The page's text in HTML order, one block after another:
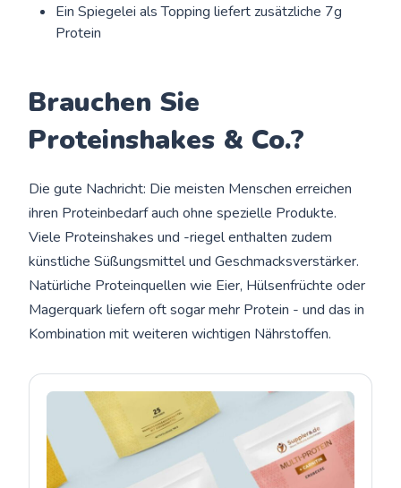
Ein Spiegelei als Topping liefert zusätzliche 7g
Protein
Brauchen Sie
Proteinshakes & Co.?
Die gute Nachricht: Die meisten Menschen erreichen
ihren Proteinbedarf auch ohne spezielle Produkte.
Viele Proteinshakes und -riegel enthalten zudem
künstliche Süßungsmittel und Geschmacksverstärker.
Natürliche Proteinquellen wie Eier, Hülsenfrüchte oder
Magerquark liefern oft sogar mehr Protein - und das in
Kombination mit weiteren wichtigen Nährstoffen.